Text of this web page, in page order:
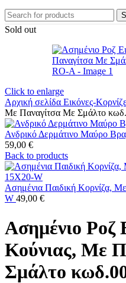
Sold out
Click to enlarge
Αρχική σελίδα Εικόνες-
Με Παναγίτσα Με Σμάλτο
Ανδρικό Δερμάτινο Μαύρο
59,00 €
Back to products
Ασημένια Παιδική Κορνίζα,
W 49,00 €
Ασημένιο Ροζ
Κούνιας, Με
Σμάλτο